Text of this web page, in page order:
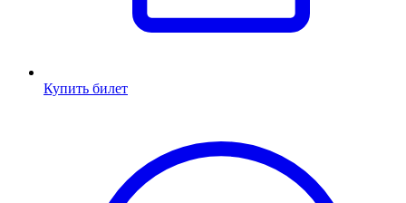
Купить билет